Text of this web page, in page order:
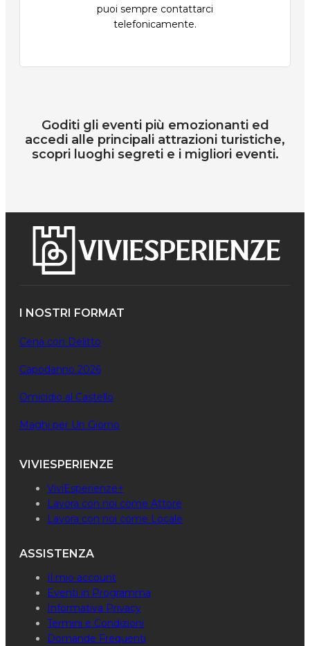
puoi sempre contattarci
telefonicamente.
Goditi gli eventi più emozionanti ed
accedi alle principali attrazioni turistiche,
scopri luoghi segreti e i migliori eventi.
I NOSTRI FORMAT
Cena con Delitto
Capodanno 2026
Omicidio al Castello
Maghi per Un Giorno
VIVIESPERIENZE
ViviEsperienze+
Lavora con noi come Attore
Lavora con noi come Locale
ASSISTENZA
Il mio account
Eventi in Programma
Informativa Privacy
Termini e Condizioni
Domande Frequenti